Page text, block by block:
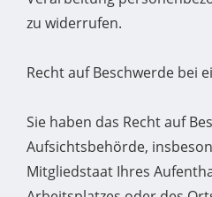
zu widerrufen.
Recht auf Beschwerde bei
Sie haben das Recht auf
Aufsichtsbehörde,
Mitgliedstaat Ihres